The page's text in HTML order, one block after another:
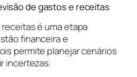
de gastos e receitas
é uma etapa
financeira e
permite planejar cenários
incertezas.